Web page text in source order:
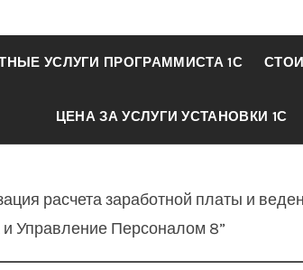
УСЛУГИ ПРОГРАММИСТА 1С
ЦЕНА ЗА УСЛУГИ УСТАНОВКИ 1С
расчета заработной платы и
Управление Персоналом 8”